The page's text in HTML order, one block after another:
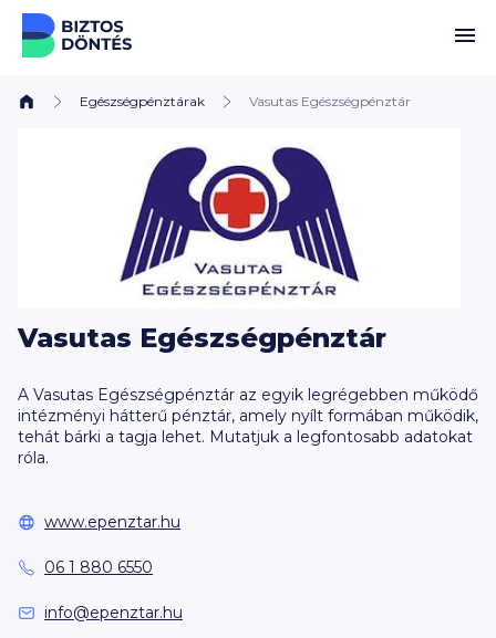
Ugrás a tartalomhoz
Egészségpénztárak Vasutas Egészségpénztár
Vasutas Egészségpénztár
A Vasutas Egészségpénztár az egyik legrégebben működő
intézményi hátterű pénztár, amely nyílt formában működik,
tehát bárki a tagja lehet. Mutatjuk a legfontosabb adatokat
róla.
www.epenztar.hu
06 1 880 6550
info@epenztar.hu